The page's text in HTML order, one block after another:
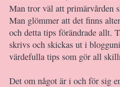
Man tror väl att primärvården
Man glömmer att det finns
och detta tips förändrade allt.
skrivs och skickas ut i
värdefulla tips som gör all
Det om något är i och för sig